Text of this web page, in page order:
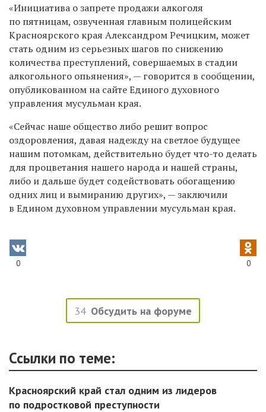
«Инициатива о запрете продажи алкоголя
по пятницам, озвученная главным полицейским
Красноярского края Александром Речицким, может
стать одним из серьезных шагов по снижению
количества преступлений, совершаемых в стадии
алкогольного опьянения», — говорится в сообщении,
опубликованном на сайте Единого духовного
управления мусульман края.
«Сейчас наше общество либо решит вопрос
оздоровления, давая надежду на светлое будущее
нашим потомкам, действительно будет что-то делать
для процветания нашего народа и нашей страны,
либо и дальше будет содействовать обогащению
одних лиц и вымиранию других», — заключили
в Едином духовном управлении мусульман края.
0 0
34 Обсудить на форуме
Ссылки по теме:
Красноярский край стал одним из лидеров
по подростковой преступности